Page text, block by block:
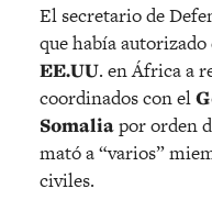
El secretario de
que había autorizado
EE.UU. en África a
coordinados con el
Somaliapor orden
mató a “varios”
civiles.